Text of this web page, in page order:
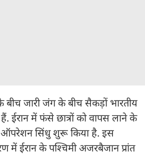
जारी जंग के बीच सैकड़ों भारतीय
ईरान में फंसे छात्रों को वापस लाने के
ऑपरेशन सिंधु शुरू किया है. इस
ईरान के पश्चिमी अजरबैजान प्रांत